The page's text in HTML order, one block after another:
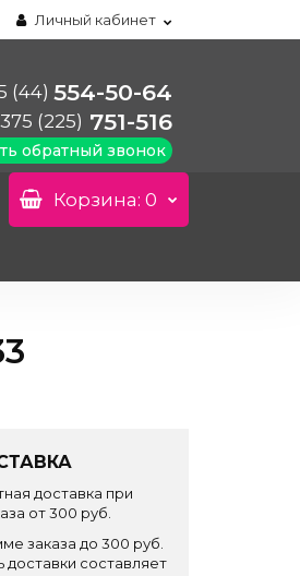
Личный кабинет
(44) 554-50-64
(225) 751-516
обратный звонок
Корзина: 0
доставка при
от 300 руб.
заказа до 300 руб.
доставки составляет